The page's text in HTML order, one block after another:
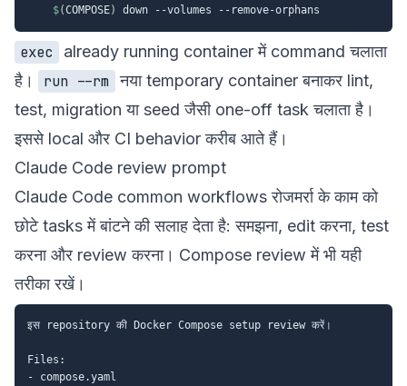
$(COMPOSE)
exec
already running container में command चलाता
है।
run --rm नया temporary container बनाकर lint,
test, migration या seed जैसी one-off task चलाता है।
इससे local और CI behavior करीब आते हैं।
Claude Code review prompt
Claude Code common workflowsरोजमर्रा के काम को
छोटे tasks में बांटने की सलाह देता है: समझना, edit करना, test
करना और review करना। Compose review में भी यही
तरीका रखें।
इस repository की Docker Compose setup review करें।
Files:
- compose.yaml